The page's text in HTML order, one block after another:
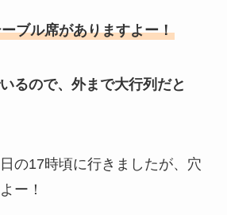
ブル席がありますよー！
るので、外まで大行列だと
の17時頃に行きましたが、穴
ー！